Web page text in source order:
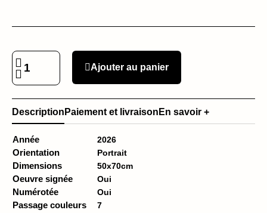
Ajouter au panier
Description Paiement et livraison En savoir +
Année 2026
Orientation Portrait
Dimensions 50x70cm
Oeuvre signée Oui
Numérotée Oui
Passage couleurs 7